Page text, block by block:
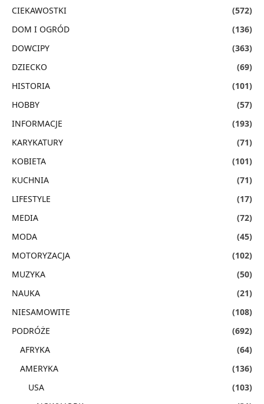
CIEKAWOSTKI
(572)
DOM I OGRÓD
(136)
DOWCIPY
(363)
DZIECKO
(69)
HISTORIA
(101)
HOBBY
(57)
INFORMACJE
(193)
KARYKATURY
(71)
KOBIETA
(101)
KUCHNIA
(71)
LIFESTYLE
(17)
MEDIA
(72)
MODA
(45)
MOTORYZACJA
(102)
MUZYKA
(50)
NAUKA
(21)
NIESAMOWITE
(108)
PODRÓŻE
(692)
AFRYKA
(64)
AMERYKA
(136)
USA
(103)